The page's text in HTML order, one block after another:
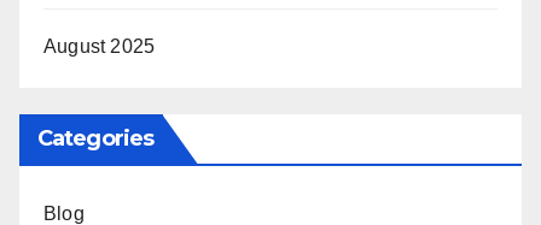
August 2025
Categories
Blog